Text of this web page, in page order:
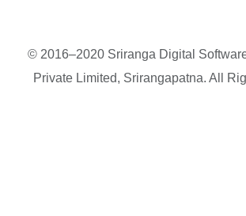
© 2016–2020 Sriranga Digital
Private Limited, Srirangapatna. All